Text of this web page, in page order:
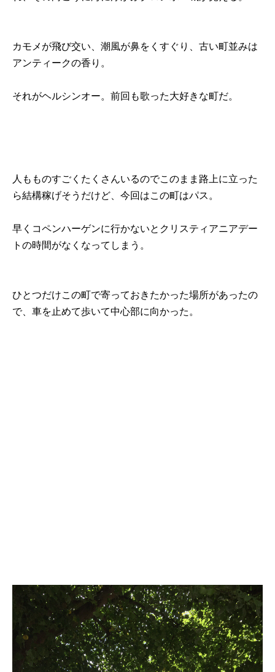
カモメが飛び交い、潮風が鼻をくすぐり、古い町並みは
アンティークの香り。
それがヘルシンオー。前回も歌った大好きな町だ。
人もものすごくたくさんいるのでこのまま路上に立った
ら結構稼げそうだけど、今回はこの町はパス。
早くコペンハーゲンに行かないとクリスティアニアデー
トの時間がなくなってしまう。
ひとつだけこの町で寄っておきたかった場所があったの
で、車を止めて歩いて中心部に向かった。